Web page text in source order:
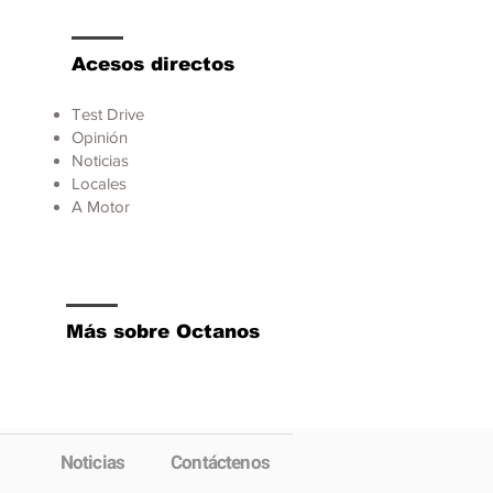
Acesos directos
Test Drive
Opinión
Noticias
Locales
A Motor
Más sobre Octanos
Noticias Contáctenos